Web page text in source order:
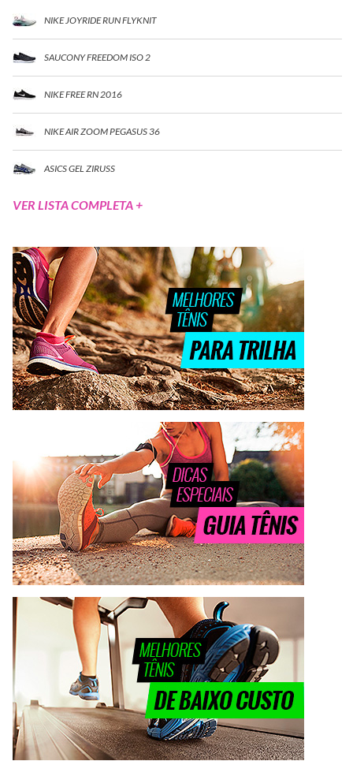
NIKE JOYRIDE RUN FLYKNIT
SAUCONY FREEDOM ISO 2
NIKE FREE RN 2016
NIKE AIR ZOOM PEGASUS 36
ASICS GEL ZIRUSS
VER LISTA COMPLETA +